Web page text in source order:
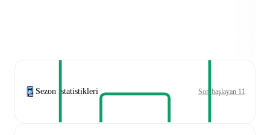
Sezon istatistikleri Son başlayan 11